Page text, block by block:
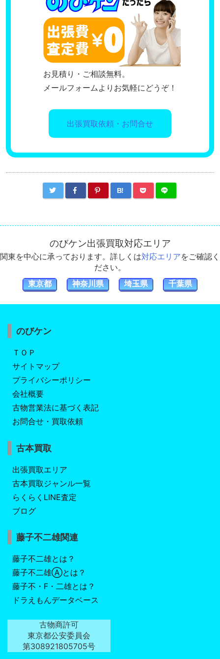
お見積り・ご相談無料。
メールフォームよりお気軽にどうぞ！
出張買取依頼・お問合せ
B!
のびケン出張買取対応エリア
関東を中心に承っております。詳しくは対応エリアをご確認く
ださい。
東京都
神奈川県 埼玉県 千葉県
のびケン
ＴＯＰ
サイトマップ
プライバシーポリシー
会社概要
古物営業法に基づく表記
お問合せ・買取依頼
古本買取
出張買取エリア
古本買取ジャンル一覧
らくらくLINE査定
ブログ
藤子不二雄関連
藤子不二雄とは？
藤子不二雄Ⓐとは？
藤子不・F・二雄とは？
ドラえもんデータベース
古物商許可
東京都公安委員会
第308921805705号